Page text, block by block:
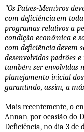
"Os Países-Membros
com deficiência em
programas relativos a
condição econômica e
com deficiência devem
desenvolvidos padrões
também ser envolvidas
planejamento inicial
garantindo, assim, a
Mais recentemente, o
Annan, por ocasião do
Deficiência, no dia 3 de